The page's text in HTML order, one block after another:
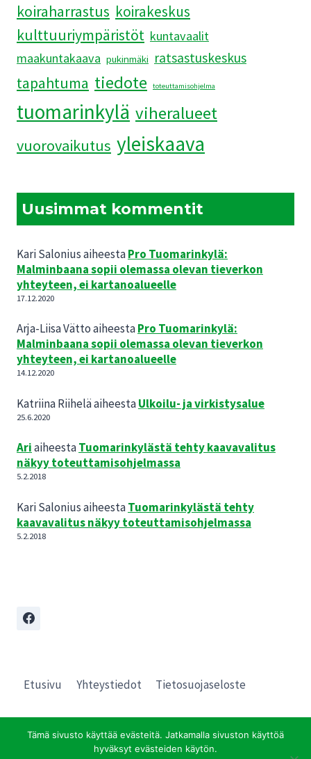
koiraharrastus koirakeskus
kulttuuriympäristöt kuntavaalit
maakuntakaava pukinmäki ratsastuskeskus
tapahtuma tiedote toteuttamisohjelma
tuomarinkylä viheralueet
vuorovaikutus yleiskaava
Uusimmat kommentit
Kari SaloniusaiheestaPro Tuomarinkylä:
Malminbaana sopii olemassa olevan tieverkon
yhteyteen, ei kartanoalueelle
17.12.2020
Arja-Liisa VättoaiheestaPro Tuomarinkylä:
Malminbaana sopii olemassa olevan tieverkon
yhteyteen, ei kartanoalueelle
14.12.2020
Katriina RiiheläaiheestaUlkoilu- ja virkistysalue
25.6.2020
AriaiheestaTuomarinkylästä tehty kaavavalitus
näkyy toteuttamisohjelmassa
5.2.2018
Kari SaloniusaiheestaTuomarinkylästä tehty
kaavavalitus näkyy toteuttamisohjelmassa
5.2.2018
Etusivu Yhteystiedot Tietosuojaseloste
Tämä sivusto käyttää evästeitä. Jatkamalla sivuston käyttöä
hyväksyt evästeiden käytön.